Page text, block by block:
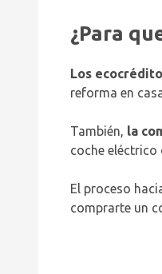
¿Para
Los
reforma en
También, la
coche eléctrico
El proceso
comprarte un